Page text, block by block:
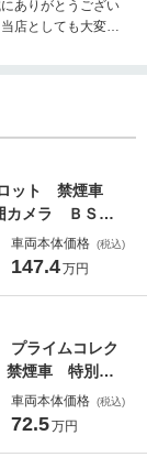
ありがとうござい
店としても大変う
テージ仙台利府店
ット 禁煙車
カメラ ＢＳ
寒冷地 衝突
ー ハンドル
車両本体価格 (税込)
147.4万円
プライムコレク
煙車 特別仕
純正ナビ バ
置 ハーフレ
車両本体価格 (税込)
72.5万円